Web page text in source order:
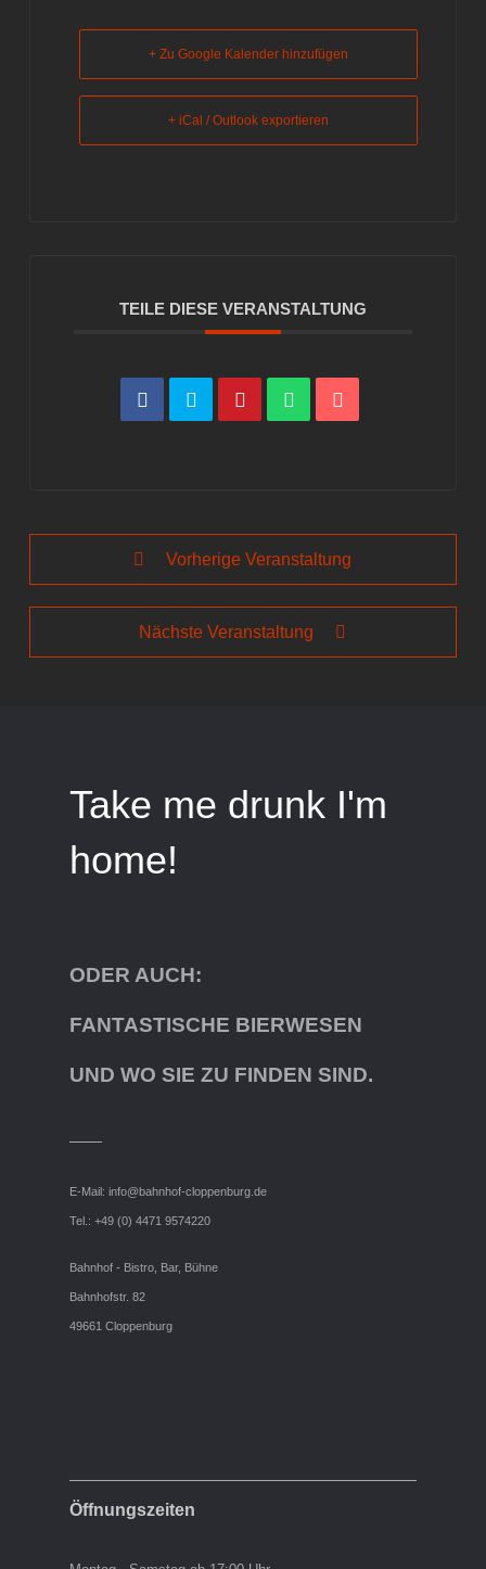
+ Zu Google Kalender hinzufügen
+ iCal / Outlook exportieren
TEILE DIESE VERANSTALTUNG
Vorherige Veranstaltung
Nächste Veranstaltung
Take me drunk I'm
home!
ODER AUCH:
FANTASTISCHE BIERWESEN
UND WO SIE ZU FINDEN SIND.
E-Mail: info@bahnhof-cloppenburg.de
Tel.: +49 (0) 4471 9574220
Bahnhof - Bistro, Bar, Bühne
Bahnhofstr. 82
49661 Cloppenburg
Öffnungszeiten